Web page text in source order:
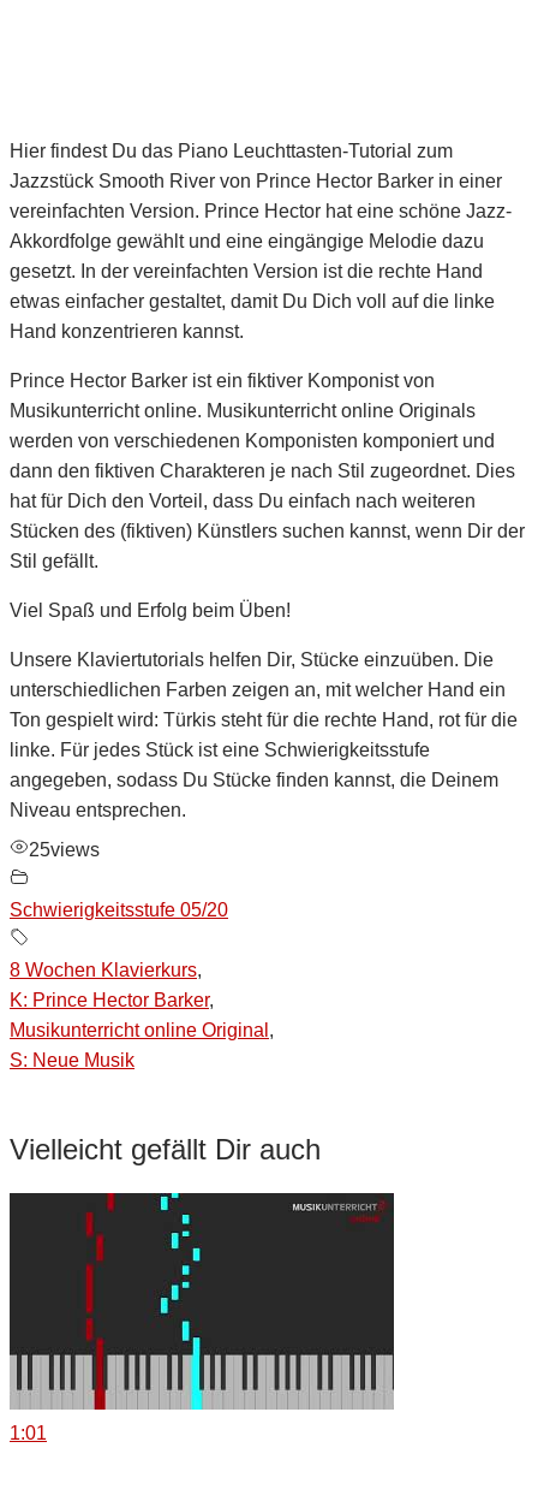
Hier findest Du das Piano Leuchttasten-Tutorial zum
Jazzstück Smooth River von Prince Hector Barker in einer
vereinfachten Version. Prince Hector hat eine schöne Jazz-
Akkordfolge gewählt und eine eingängige Melodie dazu
gesetzt. In der vereinfachten Version ist die rechte Hand
etwas einfacher gestaltet, damit Du Dich voll auf die linke
Hand konzentrieren kannst.
Prince Hector Barker ist ein fiktiver Komponist von
Musikunterricht online. Musikunterricht online Originals
werden von verschiedenen Komponisten komponiert und
dann den fiktiven Charakteren je nach Stil zugeordnet. Dies
hat für Dich den Vorteil, dass Du einfach nach weiteren
Stücken des (fiktiven) Künstlers suchen kannst, wenn Dir der
Stil gefällt.
Viel Spaß und Erfolg beim Üben!
Unsere Klaviertutorials helfen Dir, Stücke einzuüben. Die
unterschiedlichen Farben zeigen an, mit welcher Hand ein
Ton gespielt wird: Türkis steht für die rechte Hand, rot für die
linke. Für jedes Stück ist eine Schwierigkeitsstufe
angegeben, sodass Du Stücke finden kannst, die Deinem
Niveau entsprechen.
25views
Schwierigkeitsstufe 05/20
8 Wochen Klavierkurs,
K: Prince Hector Barker,
Musikunterricht online Original ,
S: Neue Musik
Vielleicht gefällt Dir auch
1:01